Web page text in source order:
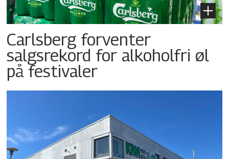
Carlsberg forventer
salgsrekord for alkoholfri øl
på festivaler